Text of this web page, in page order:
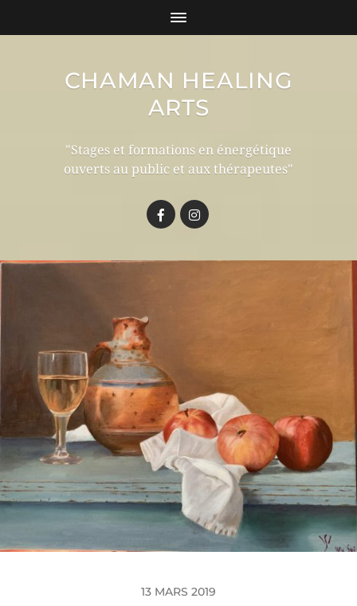
CHAMAN HEALING
ARTS
"Stages et formations en énergétique
ouverts au public et aux thérapeutes"
13 MARS 2019